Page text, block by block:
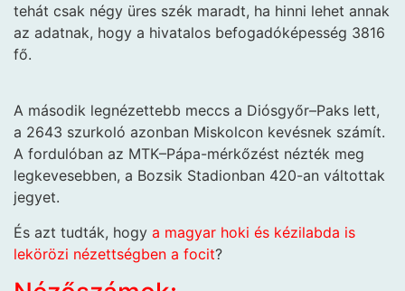
tehát csak négy üres szék maradt, ha hinni lehet annak
az adatnak, hogy a hivatalos befogadóképesség 3816
fő.
A második legnézettebb meccs a Diósgyőr–Paks lett,
a 2643 szurkoló azonban Miskolcon kevésnek számít.
A fordulóban az MTK–Pápa-mérkőzést nézték meg
legkevesebben, a Bozsik Stadionban 420-an váltottak
jegyet.
És azt tudták, hogy a magyar hoki és kézilabda is
lekörözi nézettségben a focit?